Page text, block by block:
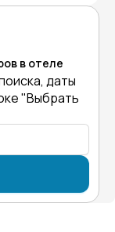
в отеле
даты
"Выбрать